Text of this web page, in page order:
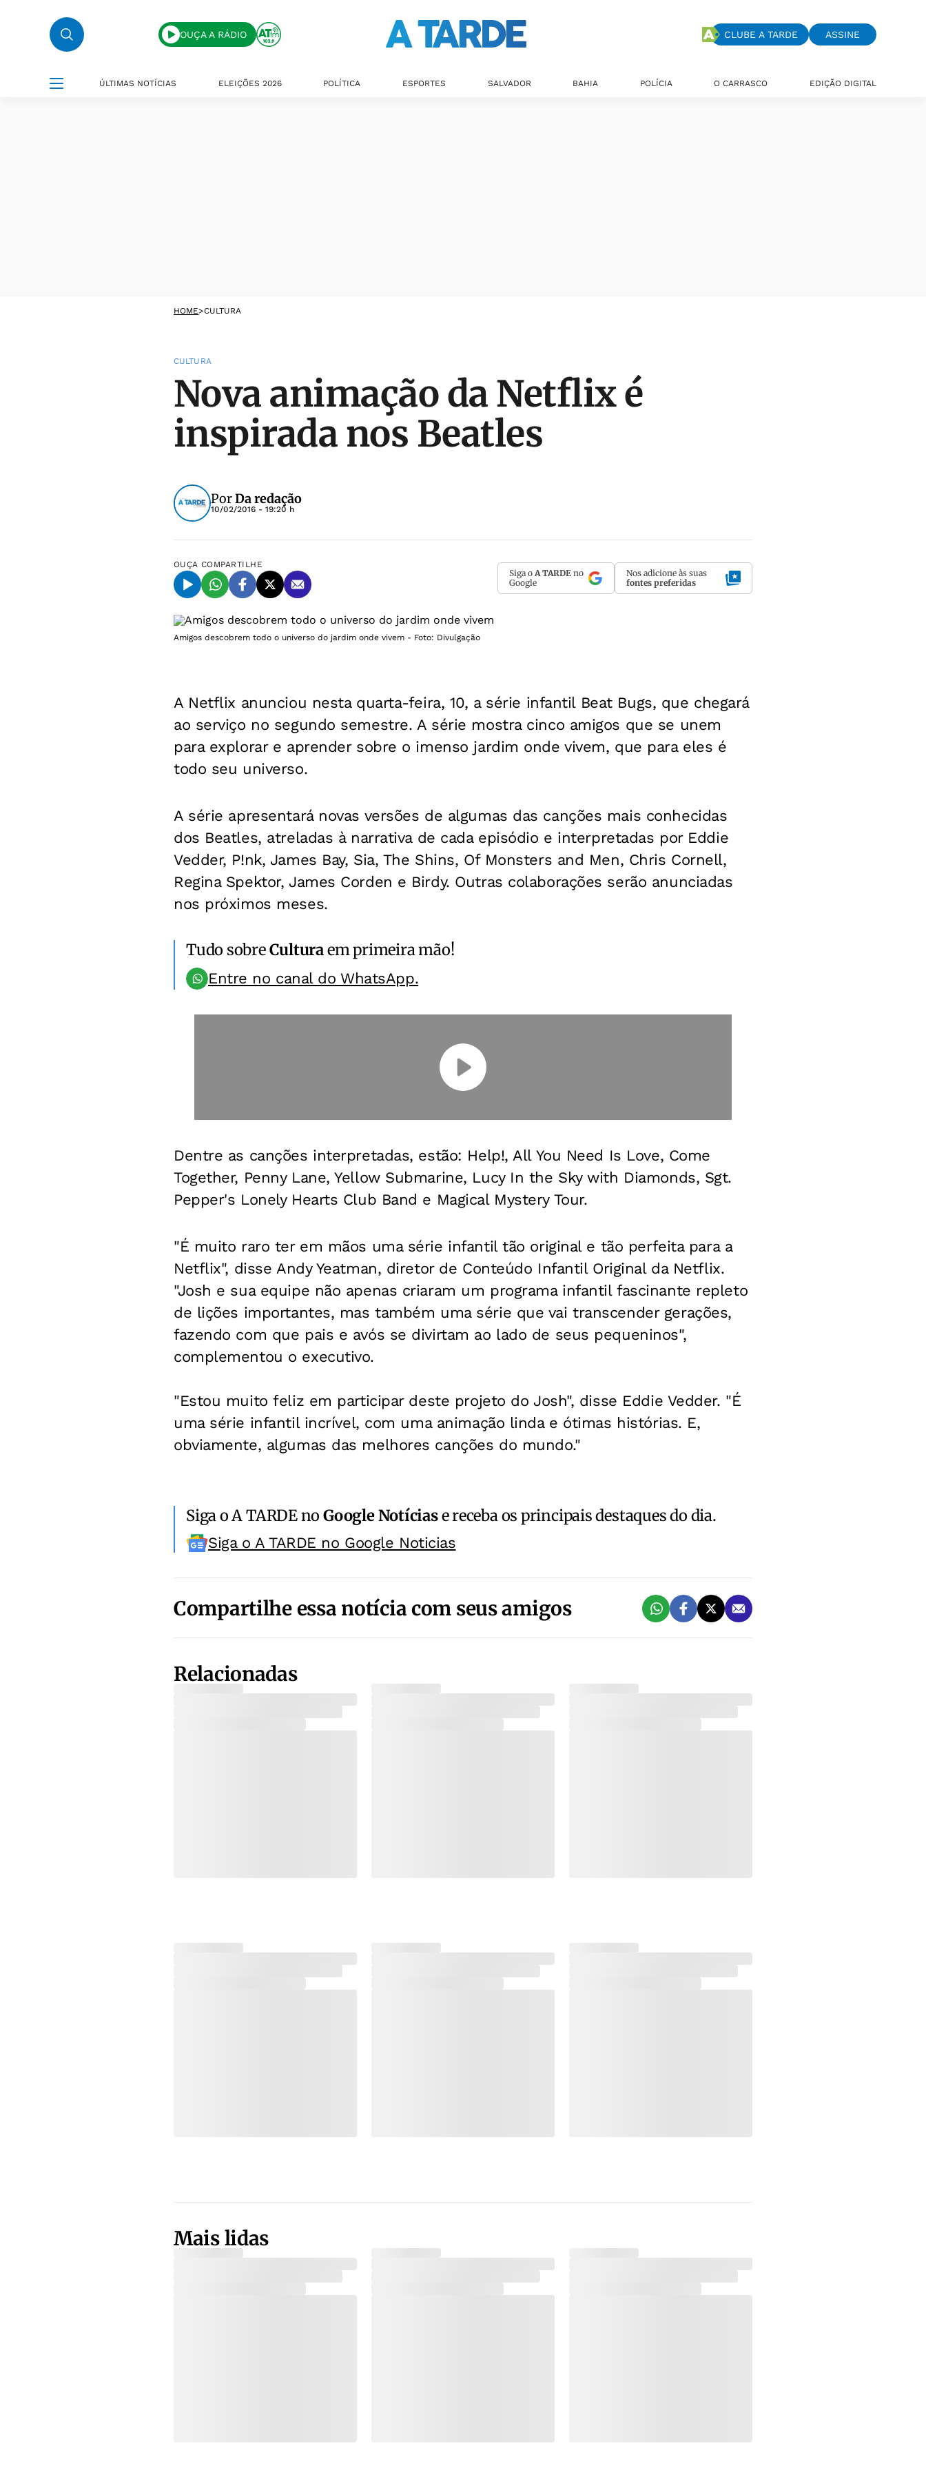
OUÇA A RÁDIO CLUBE A TARDE ASSINE
ÚLTIMAS NOTÍCIAS ELEIÇÕES 2026 POLÍTICA ESPORTES SALVADOR BAHIA POLÍCIA O CARRASCO EDIÇÃO DIGITAL
HOME>CULTURA
CULTURA
Nova animação da Netflix é
inspirada nos Beatles
PorDa redação
10/02/2016 - 19:20 h
OUÇA COMPARTILHE
Siga o A TARDE no
Google
Nos adicione às suas
fontes preferidas
Amigos descobrem todo o universo do jardim onde vivem - Foto: Divulgação
A Netflix anunciou nesta quarta-feira, 10, a série infantil Beat Bugs, que chegará
ao serviço no segundo semestre. A série mostra cinco amigos que se unem
para explorar e aprender sobre o imenso jardim onde vivem, que para eles é
todo seu universo.
A série apresentará novas versões de algumas das canções mais conhecidas
dos Beatles, atreladas à narrativa de cada episódio e interpretadas por Eddie
Vedder, P!nk, James Bay, Sia, The Shins, Of Monsters and Men, Chris Cornell,
Regina Spektor, James Corden e Birdy. Outras colaborações serão anunciadas
nos próximos meses.
Tudo sobreCulturaem primeira mão!
Entre no canal do WhatsApp.
Dentre as canções interpretadas, estão: Help!, All You Need Is Love, Come
Together, Penny Lane, Yellow Submarine, Lucy In the Sky with Diamonds, Sgt.
Pepper's Lonely Hearts Club Band e Magical Mystery Tour.
"É muito raro ter em mãos uma série infantil tão original e tão perfeita para a
Netflix", disse Andy Yeatman, diretor de Conteúdo Infantil Original da Netflix.
"Josh e sua equipe não apenas criaram um programa infantil fascinante repleto
de lições importantes, mas também uma série que vai transcender gerações,
fazendo com que pais e avós se divirtam ao lado de seus pequeninos",
complementou o executivo.
"Estou muito feliz em participar deste projeto do Josh", disse Eddie Vedder. "É
uma série infantil incrível, com uma animação linda e ótimas histórias. E,
obviamente, algumas das melhores canções do mundo."
Siga o A TARDE noGoogle Notíciase receba os principais destaques do dia.
Siga o A TARDE no Google Noticias
Compartilhe essa notícia com seus amigos
Relacionadas
Mais lidas